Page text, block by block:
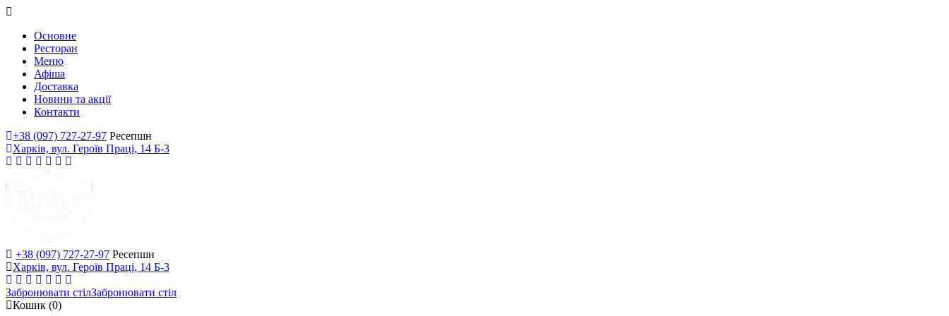
Основне
Ресторан
Меню
Афіша
Доставка
Новини та акції
Контакти
+38 (097) 727-27-97 Ресепшн
Харків, вул. Героїв Праці, 14 Б-3
+38 (097) 727-27-97 Ресепшн
Харків, вул. Героїв Праці, 14 Б-3
Забронювати стілЗабронювати стіл
Кошик (0)